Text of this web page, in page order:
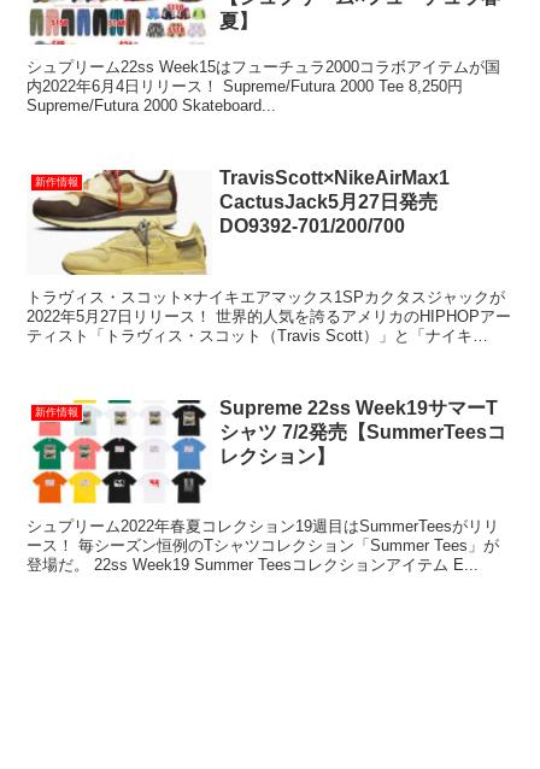
夏】
シュプリーム22ss Week15はフューチュラ2000コラボアイテムが国
内2022年6月4日リリース！ Supreme/Futura 2000 Tee 8,250円
Supreme/Futura 2000 Skateboard...
新作情報
TravisScott×NikeAirMax1
CactusJack5月27日発売
DO9392-701/200/700
トラヴィス・スコット×ナイキエアマックス1SPカクタスジャックが
2022年5月27日リリース！ 世界的人気を誇るアメリカのHIPHOPアー
ティスト「トラヴィス・スコット（Travis Scott）」と「ナイキ
新作情報
Supreme 22ss Week19サマーT
シャツ 7/2発売【SummerTeesコ
レクション】
シュプリーム2022年春夏コレクション19週目はSummerTeesがリリ
ース！ 毎シーズン恒例のTシャツコレクション「Summer Tees」が
登場だ。 22ss Week19 Summer Teesコレクションアイテム E...